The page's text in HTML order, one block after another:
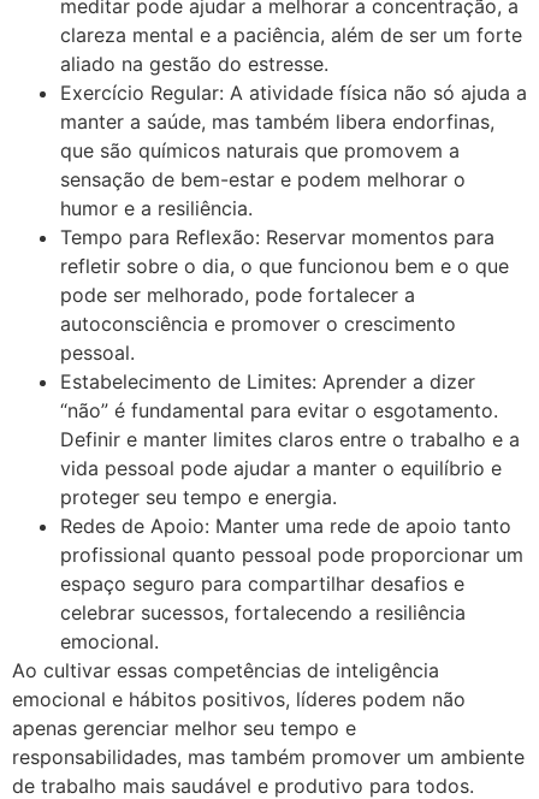
meditar pode ajudar a melhorar a concentração, a
clareza mental e a paciência, além de ser um forte
aliado na gestão do estresse.
Exercício Regular: A atividade física não só ajuda a
manter a saúde, mas também libera endorfinas,
que são químicos naturais que promovem a
sensação de bem-estar e podem melhorar o
humor e a resiliência.
Tempo para Reflexão: Reservar momentos para
refletir sobre o dia, o que funcionou bem e o que
pode ser melhorado, pode fortalecer a
autoconsciência e promover o crescimento
pessoal.
Estabelecimento de Limites: Aprender a dizer
“não” é fundamental para evitar o esgotamento.
Definir e manter limites claros entre o trabalho e a
vida pessoal pode ajudar a manter o equilíbrio e
proteger seu tempo e energia.
Redes de Apoio: Manter uma rede de apoio tanto
profissional quanto pessoal pode proporcionar um
espaço seguro para compartilhar desafios e
celebrar sucessos, fortalecendo a resiliência
emocional.
Ao cultivar essas competências de inteligência
emocional e hábitos positivos, líderes podem não
apenas gerenciar melhor seu tempo e
responsabilidades, mas também promover um ambiente
de trabalho mais saudável e produtivo para todos.